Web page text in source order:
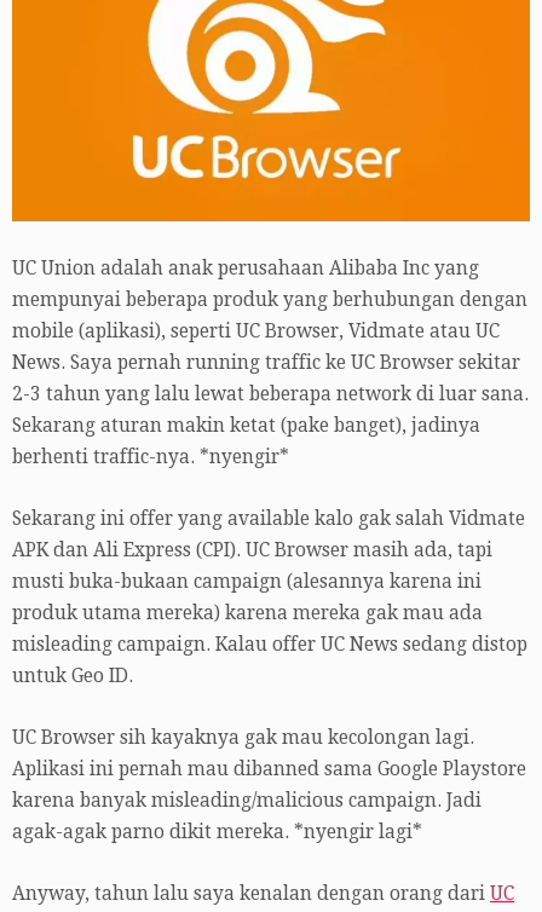
UC Union adalah anak perusahaan Alibaba Inc yang
mempunyai beberapa produk yang berhubungan dengan
mobile (aplikasi), seperti UC Browser, Vidmate atau UC
News. Saya pernah running traffic ke UC Browser sekitar
2-3 tahun yang lalu lewat beberapa network di luar sana.
Sekarang aturan makin ketat (pake banget), jadinya
berhenti traffic-nya. *nyengir*
Sekarang ini offer yang available kalo gak salah Vidmate
APK dan Ali Express (CPI). UC Browser masih ada, tapi
musti buka-bukaan campaign (alesannya karena ini
produk utama mereka) karena mereka gak mau ada
misleading campaign. Kalau offer UC News sedang distop
untuk Geo ID.
UC Browser sih kayaknya gak mau kecolongan lagi.
Aplikasi ini pernah mau dibanned sama Google Playstore
karena banyak misleading/malicious campaign. Jadi
agak-agak parno dikit mereka. *nyengir lagi*
Anyway, tahun lalu saya kenalan dengan orang dari UC